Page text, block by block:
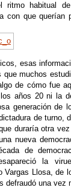
ritmo habitual
con que querían
esas
que muchos
de cómo fue
años 20 ni la
generación de
de turno,
duraría otra
nueva
de
la
Vargas Llosa, de
defraudó una vez